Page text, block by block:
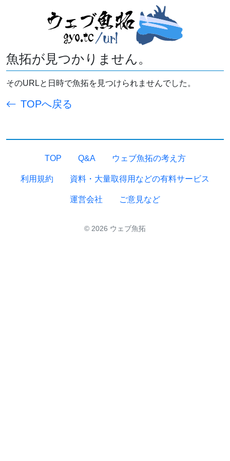
魚拓が見つかりません。
そのURLと日時で魚拓を見つけられませんでした。
TOPへ戻る
TOP Q&A ウェブ魚拓の考え方
利用規約 資料・大量取得用などの有料サービス
運営会社 ご意見など
© 2026 ウェブ魚拓